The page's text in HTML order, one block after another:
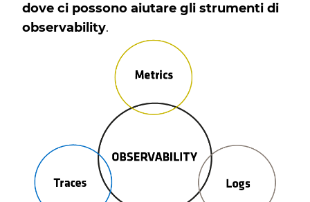
dove ci possono aiutare gli strumenti di
observability.